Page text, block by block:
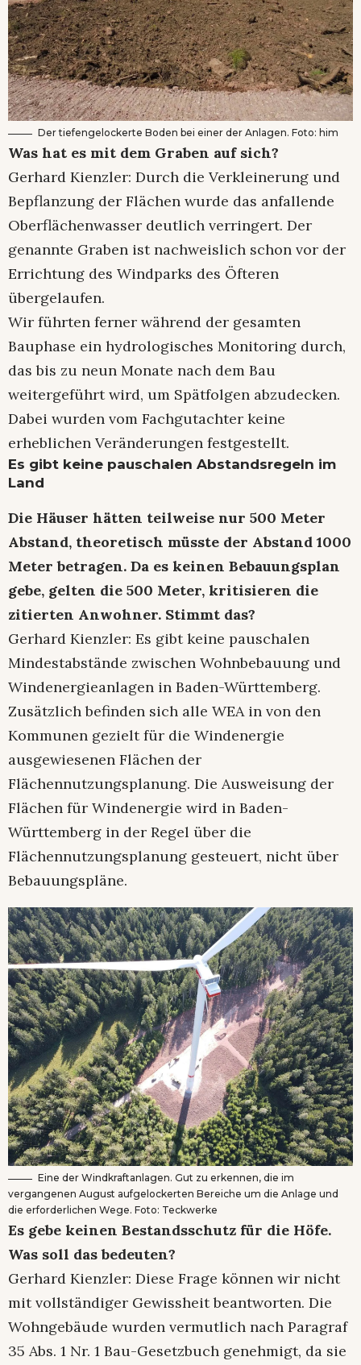
Der tiefengelockerte Boden bei einer der Anlagen. Foto: him
Was hat es mit dem Graben auf sich?
Gerhard Kienzler: Durch die Verkleinerung und
Bepflanzung der Flächen wurde das anfallende
Oberflächenwasser deutlich verringert. Der
genannte Graben ist nachweislich schon vor der
Errichtung des Windparks des Öfteren
übergelaufen.
Wir führten ferner während der gesamten
Bauphase ein hydrologisches Monitoring durch,
das bis zu neun Monate nach dem Bau
weitergeführt wird, um Spätfolgen abzudecken.
Dabei wurden vom Fachgutachter keine
erheblichen Veränderungen festgestellt.
Es gibt keine pauschalen Abstandsregeln im
Land
Die Häuser hätten teilweise nur 500 Meter
Abstand, theoretisch müsste der Abstand 1000
Meter betragen. Da es keinen Bebauungsplan
gebe, gelten die 500 Meter, kritisieren die
zitierten Anwohner. Stimmt das?
Gerhard Kienzler: Es gibt keine pauschalen
Mindestabstände zwischen Wohnbebauung und
Windenergieanlagen in Baden-Württemberg.
Zusätzlich befinden sich alle WEA in von den
Kommunen gezielt für die Windenergie
ausgewiesenen Flächen der
Flächennutzungsplanung. Die Ausweisung der
Flächen für Windenergie wird in Baden-
Württemberg in der Regel über die
Flächennutzungsplanung gesteuert, nicht über
Bebauungspläne.
Eine der Windkraftanlagen. Gut zu erkennen, die im
vergangenen August aufgelockerten Bereiche um die Anlage und
die erforderlichen Wege. Foto: Teckwerke
Es gebe keinen Bestandsschutz für die Höfe.
Was soll das bedeuten?
Gerhard Kienzler: Diese Frage können wir nicht
mit vollständiger Gewissheit beantworten. Die
Wohngebäude wurden vermutlich nach Paragraf
35 Abs. 1 Nr. 1 Bau-Gesetzbuch genehmigt, da sie